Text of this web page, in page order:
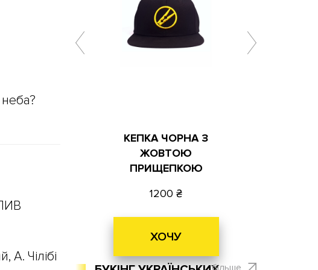
Чілібі
КЕПКА ЧОРНА З
ЖОВТОЮ
ПРИЩЕПКОЮ
1200
ХОЧУ
більше